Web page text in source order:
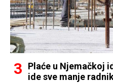
Plaće u Njemačkoj
ide sve manje